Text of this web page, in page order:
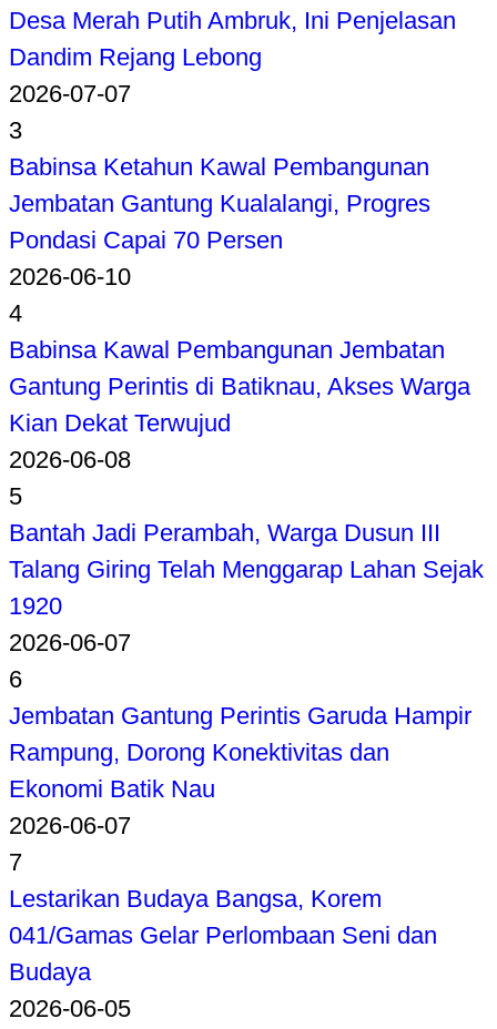
Desa Merah Putih Ambruk, Ini Penjelasan
Dandim Rejang Lebong
2026-07-07
3
Babinsa Ketahun Kawal Pembangunan
Jembatan Gantung Kualalangi, Progres
Pondasi Capai 70 Persen
2026-06-10
4
Babinsa Kawal Pembangunan Jembatan
Gantung Perintis di Batiknau, Akses Warga
Kian Dekat Terwujud
2026-06-08
5
Bantah Jadi Perambah, Warga Dusun III
Talang Giring Telah Menggarap Lahan Sejak
1920
2026-06-07
6
Jembatan Gantung Perintis Garuda Hampir
Rampung, Dorong Konektivitas dan
Ekonomi Batik Nau
2026-06-07
7
Lestarikan Budaya Bangsa, Korem
041/Gamas Gelar Perlombaan Seni dan
Budaya
2026-06-05